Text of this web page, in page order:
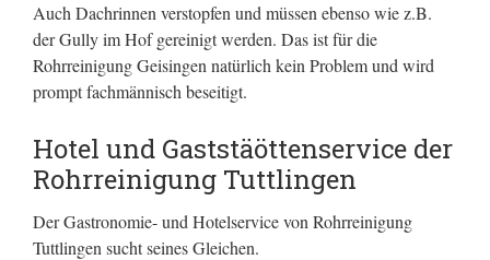
Auch Dachrinnen verstopfen und müssen ebenso wie z.B.
der Gully im Hof gereinigt werden. Das ist für die
Rohrreinigung Geisingen natürlich kein Problem und wird
prompt fachmännisch beseitigt.
Hotel und Gaststäöttenservice der
Rohrreinigung Tuttlingen
Der Gastronomie- und Hotelservice von Rohrreinigung
Tuttlingen sucht seines Gleichen.